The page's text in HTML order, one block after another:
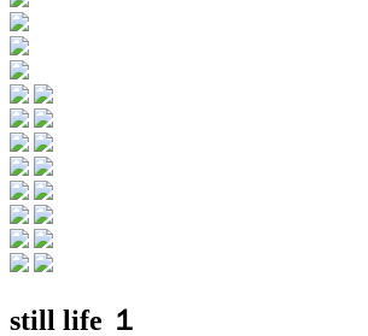
still life １